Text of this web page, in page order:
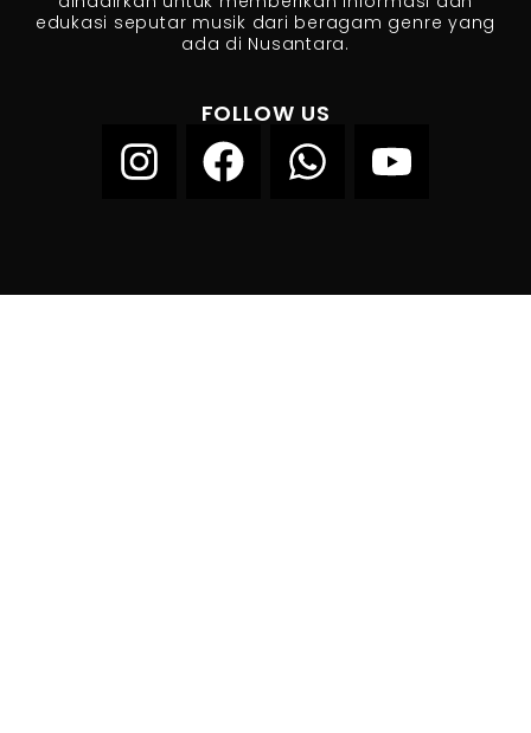
edukasi seputar musik dari beragam genre yang
ada di Nusantara.
FOLLOW US